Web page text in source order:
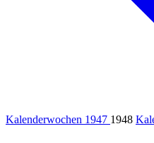
Kalenderwochen 1947 1948